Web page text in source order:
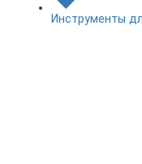
Инструменты